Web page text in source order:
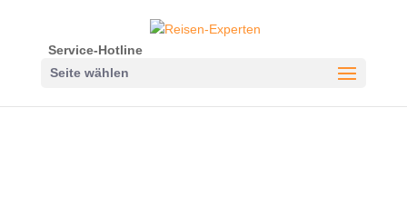
Service-Hotline
Seite wählen